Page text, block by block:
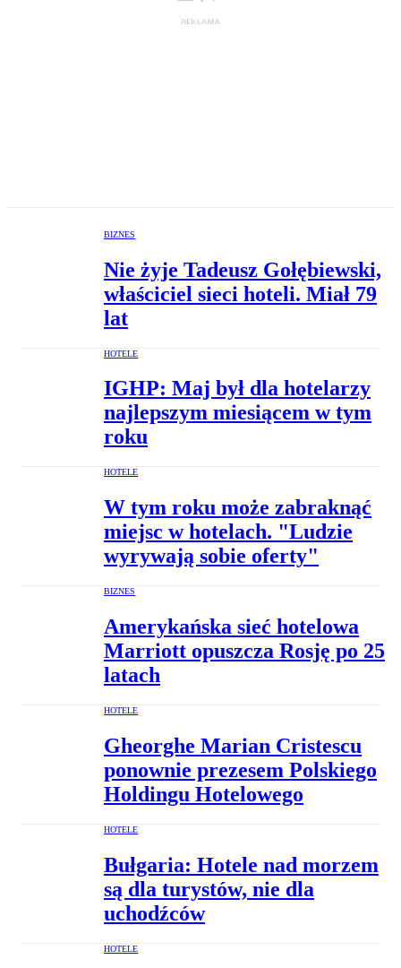
BIZNES
Nie żyje Tadeusz Gołębiewski,
właściciel sieci hoteli. Miał 79
lat
HOTELE
IGHP: Maj był dla hotelarzy
najlepszym miesiącem w tym
roku
HOTELE
W tym roku może zabraknąć
miejsc w hotelach. "Ludzie
wyrywają sobie oferty"
BIZNES
Amerykańska sieć hotelowa
Marriott opuszcza Rosję po 25
latach
HOTELE
Gheorghe Marian Cristescu
ponownie prezesem Polskiego
Holdingu Hotelowego
HOTELE
Bułgaria: Hotele nad morzem
są dla turystów, nie dla
uchodźców
HOTELE